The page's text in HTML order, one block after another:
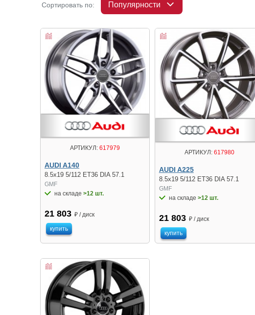
Сортировать по: Популярности
АРТИКУЛ:617979
AUDI A140
8.5x19 5/112 ET36 DIA 57.1
GMF
на складе >12 шт.
21 803 ₽ / диск
купить
АРТИКУЛ:617980
AUDI A225
8.5x19 5/112 ET36 DIA 57.1
GMF
на складе >12 шт.
21 803 ₽ / диск
купить